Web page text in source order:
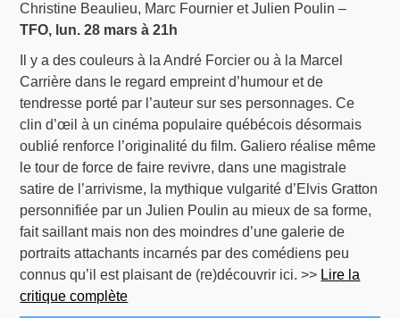
Christine Beaulieu, Marc Fournier et Julien Poulin –
TFO, lun. 28 mars à 21h
Il y a des couleurs à la André Forcier ou à la Marcel
Carrière dans le regard empreint d’humour et de
tendresse porté par l’auteur sur ses personnages. Ce
clin d’œil à un cinéma populaire québécois désormais
oublié renforce l’originalité du film. Galiero réalise même
le tour de force de faire revivre, dans une magistrale
satire de l’arrivisme, la mythique vulgarité d’Elvis Gratton
personnifiée par un Julien Poulin au mieux de sa forme,
fait saillant mais non des moindres d’une galerie de
portraits attachants incarnés par des comédiens peu
connus qu’il est plaisant de (re)découvrir ici. >> Lire la
critique complète